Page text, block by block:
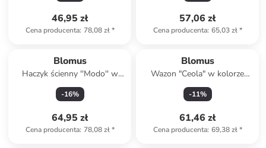
46,95 zł
Cena producenta: 78,08 zł*
57,06 zł
Cena producenta: 65,03 zł*
Blomus
Haczyk ścienny ''Modo'' w
kolorze złotym - 2 x 6 x 1 cm
-16%
64,95 zł
Cena producenta: 78,08 zł*
Blomus
Wazon "Ceola" w kolorze
szarym - wys. 13 x Ø 8 cm
-11%
61,46 zł
Cena producenta: 69,38 zł*